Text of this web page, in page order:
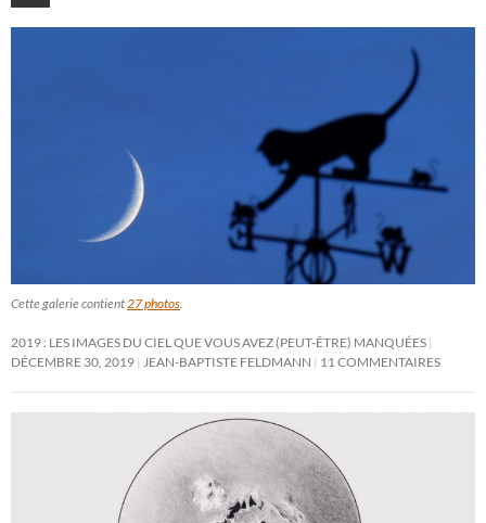
Cette galerie contient 27 photos
2019 : LES IMAGES DU CIEL QUE VOUS AVEZ (PEUT-ÊTRE) MANQUÉES
DÉCEMBRE 30, 2019
JEAN-BAPTISTE FELDMANN 11 COMMENTAIRES